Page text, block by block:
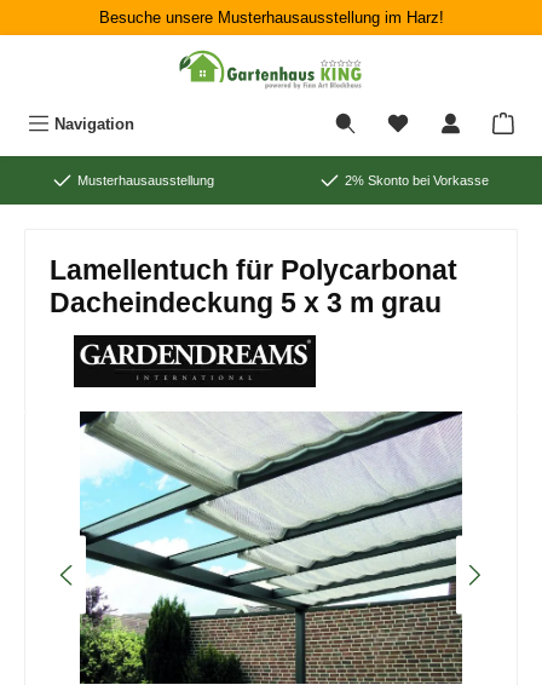
Zum Hauptinhalt springenBesuche unsere Musterhausausstellung im Harz!
Navigation
Musterhausausstellung 2% Skonto bei Vorkasse
Lamellentuch für Polycarbonat
Dacheindeckung 5 x 3 m grau
Bildergalerie überspringen